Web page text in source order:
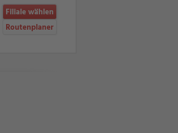
Filiale wählen
Routenplaner